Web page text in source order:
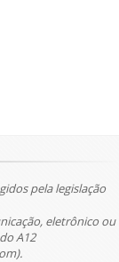
pela legislação
eletrônico ou
A12